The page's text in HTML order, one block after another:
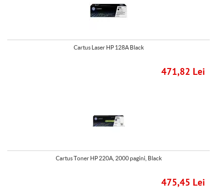
Cartus Laser HP 128A Black
471,82 Lei
Cartus Toner HP 220A, 2000 pagini, Black
475,45 Lei